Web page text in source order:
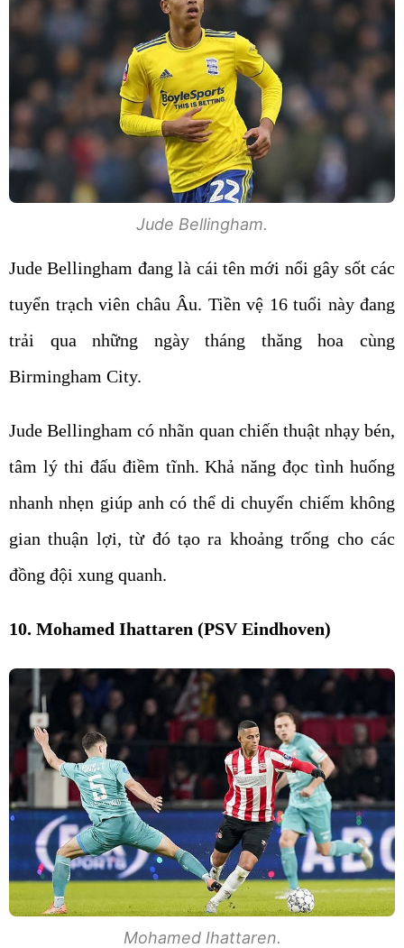
Jude Bellingham.
Jude Bellingham đang là cái tên mới nổi gây sốt các
tuyển trạch viên châu Âu. Tiền vệ 16 tuổi này đang
trải qua những ngày tháng thăng hoa cùng
Birmingham City.
Jude Bellingham có nhãn quan chiến thuật nhạy bén,
tâm lý thi đấu điềm tĩnh. Khả năng đọc tình huống
nhanh nhẹn giúp anh có thể di chuyển chiếm không
gian thuận lợi, từ đó tạo ra khoảng trống cho các
đồng đội xung quanh.
10. Mohamed Ihattaren (PSV Eindhoven)
Mohamed Ihattaren.